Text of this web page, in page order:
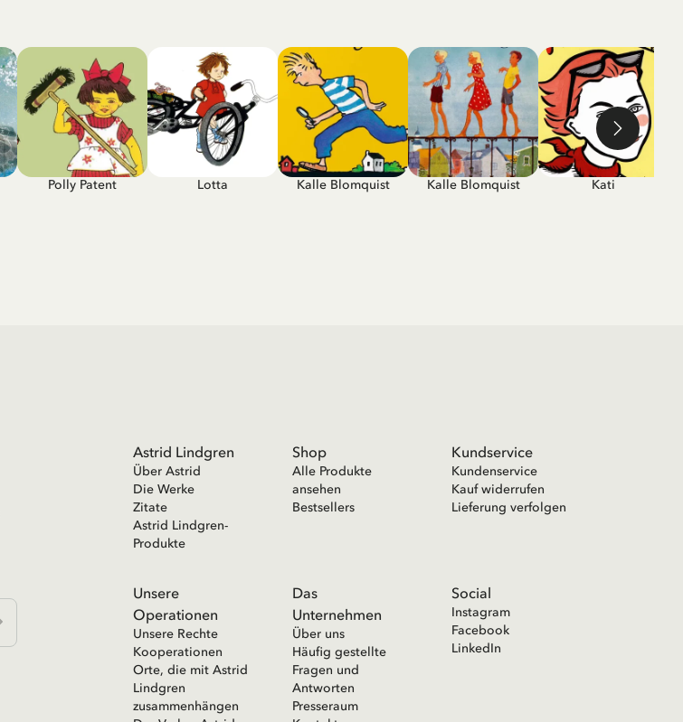
Polly Patent Lotta Kalle Blomquist Kalle Blomquist Kati
Astrid Lindgren
Über Astrid
Die Werke
Zitate
Astrid Lindgren-
Produkte
Shop
Alle Produkte
ansehen
Bestsellers
Kundservice
Kundenservice
Kauf widerrufen
Lieferung verfolgen
Unsere
Operationen
Unsere Rechte
Kooperationen
Orte, die mit Astrid
Lindgren
zusammenhängen
Das
Unternehmen
Über uns
Häufig gestellte
Fragen und
Antworten
Presseraum
Social
Instagram
Facebook
LinkedIn